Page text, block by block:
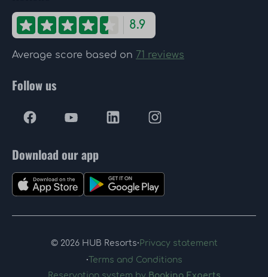
8.9
Average score based on 71 reviews
Follow us
Download our app
© 2026 HUB Resorts· Privacy statement
· Terms and Conditions